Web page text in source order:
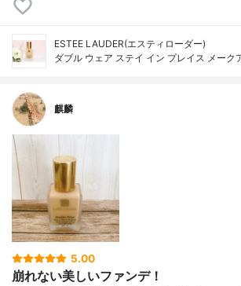
ESTEE LAUDER(エスティローダー)
ダブル ウェア ステイ イン プレイス メーク
麒麟
5.00
崩れない美しいファンデ！